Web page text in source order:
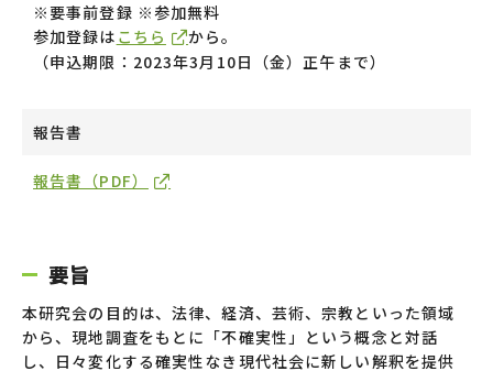
※要事前登録 ※参加無料
参加登録は こちら
から。
（申込期限：2023年3月10日（金）正午まで）
報告書
報告書（PDF）
要旨
本研究会の目的は、法律、経済、芸術、宗教といった領域
から、現地調査をもとに「不確実性」という概念と対話
し、日々変化する確実性なき現代社会に新しい解釈を提供